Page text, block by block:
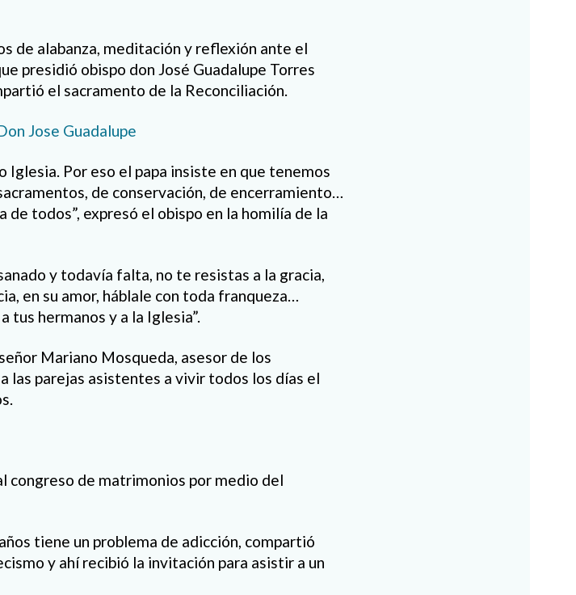
de alabanza, meditación y reflexión ante el
presidió obispo don José Guadalupe Torres
el sacramento de la Reconciliación.
Iglesia. Por eso el papa insiste en que tenemos
de conservación, de encerramiento…
de todos”, expresó el obispo en la homilía de la
y todavía falta, no te resistas a la gracia,
en su amor, háblale con toda franqueza…
tus hermanos y a la Iglesia”.
Mariano Mosqueda, asesor de los
las parejas asistentes a vivir todos los días el
congreso de matrimonios por medio del
tiene un problema de adicción, compartió
y ahí recibió la invitación para asistir a un